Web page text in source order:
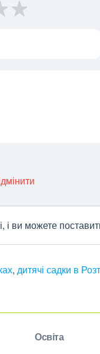
і ви можете
, дитячі садки в
Освіта